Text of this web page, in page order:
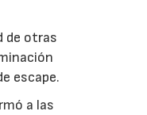
de otras
escape.
a las